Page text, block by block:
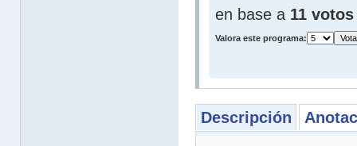
en base a 11 votos
Valora este programa:
Descripción